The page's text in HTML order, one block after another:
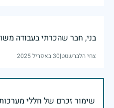
בני, חבר שהכרתי בעבודה
צחי הלברשטט|30 באפריל 2025
שימור זכרם של חללי